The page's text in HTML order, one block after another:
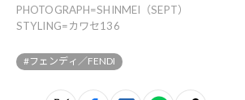
PHOTOGRAPH=SHINMEI（SEPT）
STYLING=カワセ136
#フェンディ／FENDI